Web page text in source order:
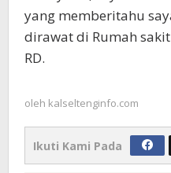
yang memberitahu
dirawat di Rumah
RD.
oleh kalseltenginfo.com
Ikuti Kami Pada